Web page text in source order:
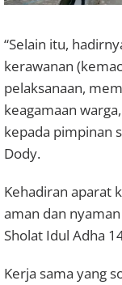
“Selain itu,
kerawanan
pelaksanaan,
keagamaan
kepada pimpinan
Dody.
Kehadiran aparat
aman dan
Sholat Idul Adha
Kerja sama yang